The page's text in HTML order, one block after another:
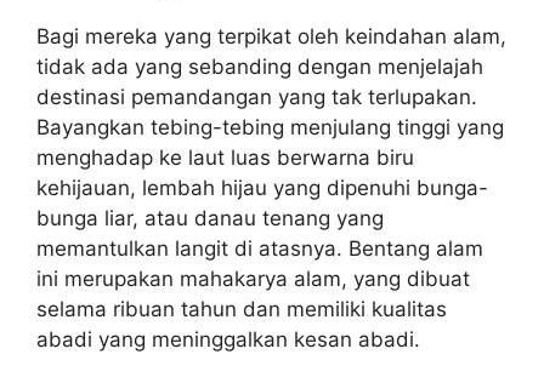
Bagi mereka yang terpikat oleh keindahan alam,
tidak ada yang sebanding dengan menjelajah
destinasi pemandangan yang tak terlupakan.
Bayangkan tebing-tebing menjulang tinggi yang
menghadap ke laut luas berwarna biru
kehijauan, lembah hijau yang dipenuhi bunga-
bunga liar, atau danau tenang yang
memantulkan langit di atasnya. Bentang alam
ini merupakan mahakarya alam, yang dibuat
selama ribuan tahun dan memiliki kualitas
abadi yang meninggalkan kesan abadi.